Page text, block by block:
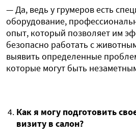
— Да, ведь у грумеров есть
оборудование,
опыт, который позволяет им
безопасно работать с
выявить определенные
которые могут быть
Как я могу подготовить
визиту в салон?